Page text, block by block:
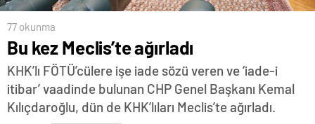
77 okunma
Bu kez Meclis’te ağırladı
KHK’lı FÖTÜ’cülere işe iade sözü veren ve ‘iade-i
itibar’ vaadinde bulunan CHP Genel Başkanı Kemal
Kılıçdaroğlu, dün de KHK’lıları Meclis’te ağırladı.